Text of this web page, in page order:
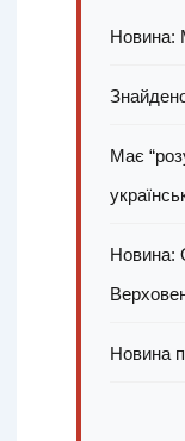
Новина:
Має
Новина:
Новина